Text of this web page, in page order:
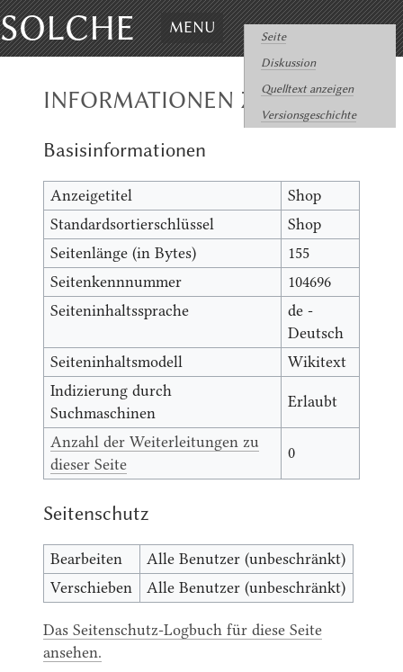
SOLCHE MENU
Seite
Diskussion
Quelltext anzeigen
Versionsgeschichte
INFORMATIONEN ZU „SHOP“
Basisinformationen
Anzeigetitel
Shop
Standardsortierschlüssel
Shop
Seitenlänge (in Bytes)
155
Seitenkennnummer
104696
Seiteninhaltssprache
de -
Deutsch
Seiteninhaltsmodell
Wikitext
Indizierung durch
Suchmaschinen
Erlaubt
Anzahl der Weiterleitungen zu
dieser Seite
0
Seitenschutz
Bearbeiten
Alle Benutzer (unbeschränkt)
Verschieben
Alle Benutzer (unbeschränkt)
Das Seitenschutz-Logbuch für diese Seite
ansehen.